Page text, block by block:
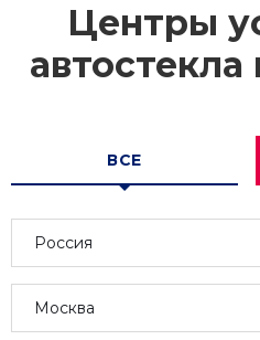
Центры
автостекла
ВСЕ
Россия
Москва